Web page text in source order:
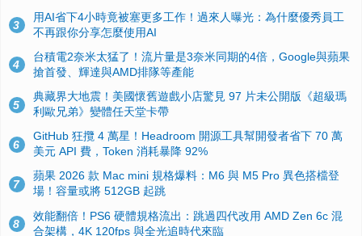
3
用AI省下4小時竟被塞更多工作！過來人曝光：為什麼優秀員工
不再跟你分享怎麼使用AI
4
台積電2奈米太猛了！流片量是3奈米同期的4倍，Google與蘋果
搶首發、輝達與AMD排隊等產能
5
典藏界大地震！美國懷舊遊戲小店驚見 97 片未公開版《超級瑪
利歐兄弟》變體任天堂卡帶
6
GitHub 狂攬 4 萬星！Headroom 開源工具幫開發者省下 70 萬
美元 API 費，Token 消耗暴降 92%
7
蘋果 2026 款 Mac mini 規格爆料：M6 與 M5 Pro 異色搭檔登
場！容量或將 512GB 起跳
8
效能翻倍！PS6 硬體規格流出：跳過四代改用 AMD Zen 6c 混
合架構，4K 120fps 與全光追時代來臨